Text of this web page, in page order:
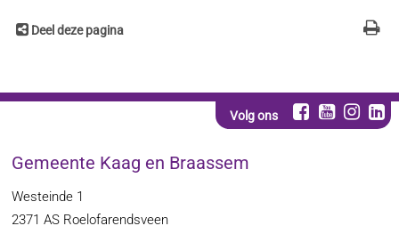
Deel deze pagina
Volg ons
Gemeente Kaag en Braassem
Westeinde 1
2371 AS Roelofarendsveen